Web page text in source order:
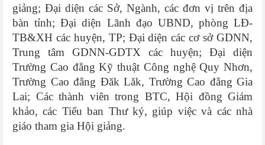
giảng; Đại diện các Sở, Ngành, các đơn vị trên địa
bàn tỉnh; Đại diện Lãnh đạo UBND, phòng LĐ-
TB&XH các huyện, TP; Đại diện các cơ sở GDNN,
Trung tâm GDNN-GDTX các huyện; Đại diện
Trường Cao đẳng Kỹ thuật Công nghệ Quy Nhơn,
Trường Cao đẳng Đăk Lăk, Trường Cao đẳng Gia
Lai; Các thành viên trong BTC, Hội đồng Giám
khảo, các Tiểu ban Thư ký, giúp việc và các nhà
giáo tham gia Hội giảng.